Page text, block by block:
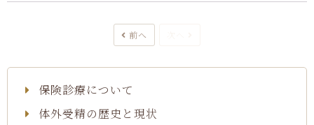
前へ
保険診療について
体外受精の歴史と現状